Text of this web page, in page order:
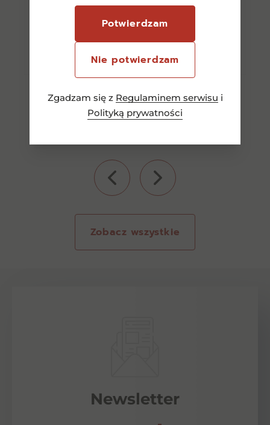
Potwierdzam
Nie potwierdzam
Zgadzam się z Regulaminem serwisu i
Polityką prywatności
Zobacz wszystkie
Newsletter